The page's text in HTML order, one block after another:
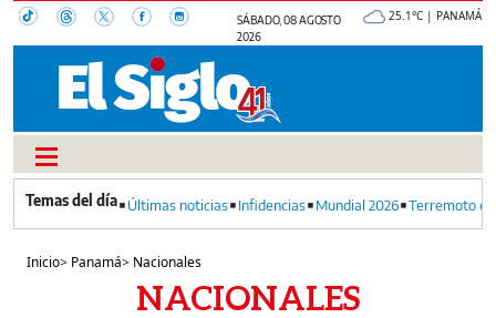
SÁBADO, 08 AGOSTO
2026
25.1°C | PANAMÁ
Últimas noticias Infidencias Mundial 2026 Terremoto
Inicio> Panamá> Nacionales
NACIONALES